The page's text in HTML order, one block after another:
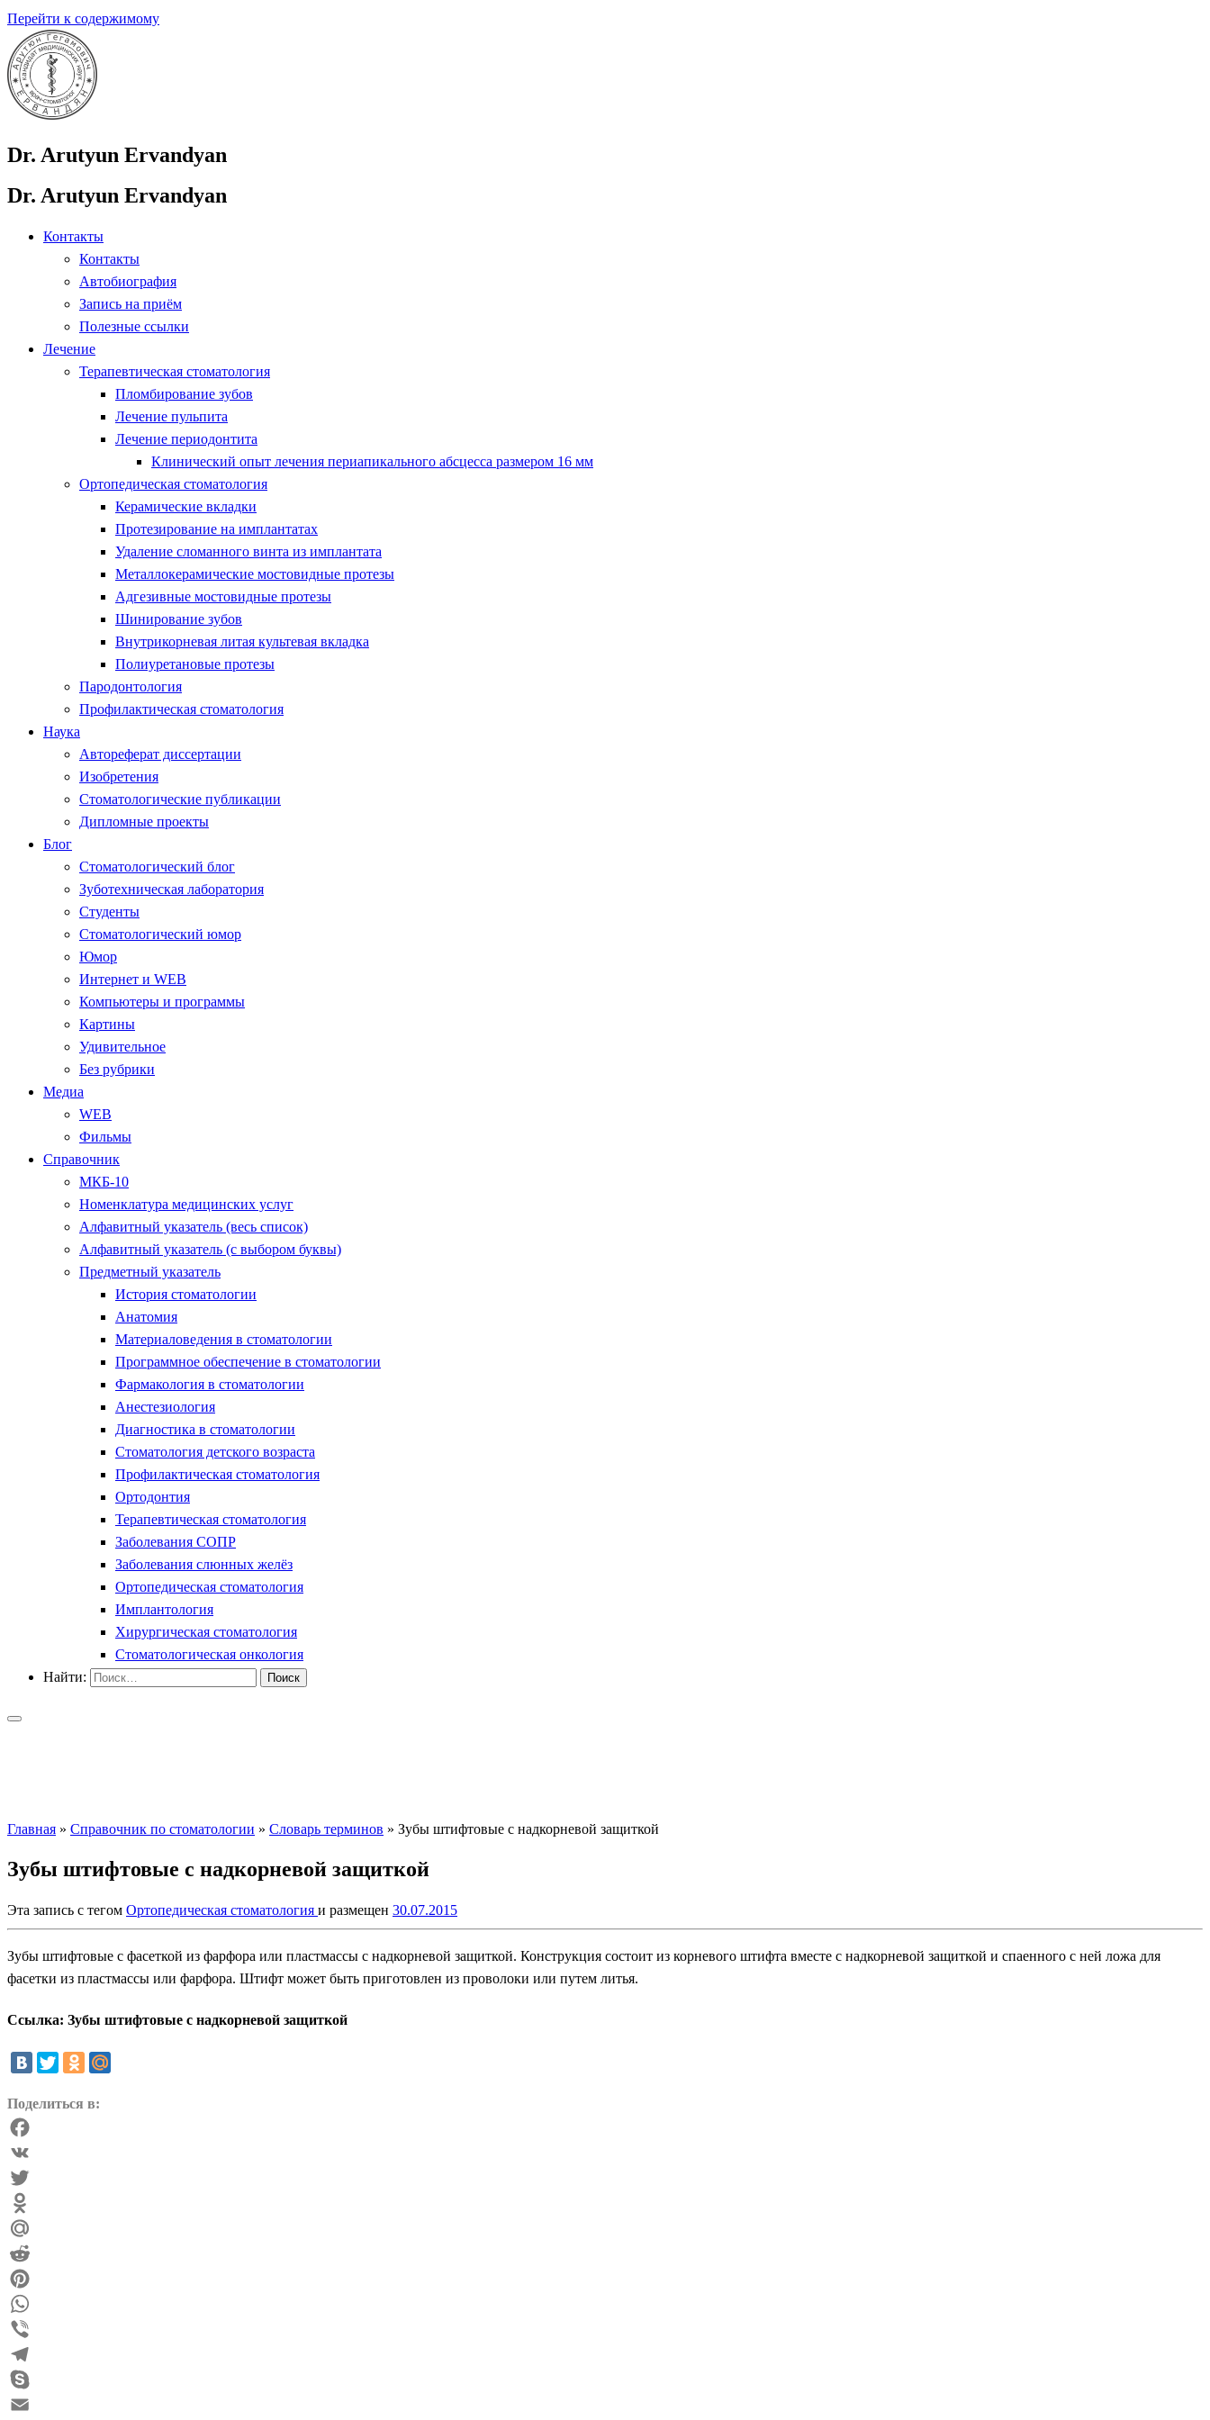
Перейти к содержимому
Dr. Arutyun Ervandyan
Dr. Arutyun Ervandyan
Контакты
Контакты
Автобиография
Запись на приём
Полезные ссылки
Лечение
Терапевтическая стоматология
Пломбирование зубов
Лечение пульпита
Лечение периодонтита
Клинический опыт лечения периапикального абсцесса размером 16 мм
Ортопедическая стоматология
Керамические вкладки
Протезирование на имплантатах
Удаление сломанного винта из имплантата
Металлокерамические мостовидные протезы
Адгезивные мостовидные протезы
Шинирование зубов
Внутрикорневая литая культевая вкладка
Полиуретановые протезы
Пародонтология
Профилактическая стоматология
Наука
Автореферат диссертации
Изобретения
Стоматологические публикации
Дипломные проекты
Блог
Стоматологический блог
Зуботехническая лаборатория
Студенты
Стоматологический юмор
Юмор
Интернет и WEB
Компьютеры и программы
Картины
Удивительное
Без рубрики
Медиа
WEB
Фильмы
Справочник
МКБ-10
Номенклатура медицинских услуг
Алфавитный указатель (весь список)
Алфавитный указатель (с выбором буквы)
Предметный указатель
История стоматологии
Анатомия
Материаловедения в стоматологии
Программное обеспечение в стоматологии
Фармакология в стоматологии
Анестезиология
Диагностика в стоматологии
Стоматология детского возраста
Профилактическая стоматология
Ортодонтия
Терапевтическая стоматология
Заболевания СОПР
Заболевания слюнных желёз
Ортопедическая стоматология
Имплантология
Хирургическая стоматология
Стоматологическая онкология
Найти:
Главная » Справочник по стоматологии » Словарь терминов » Зубы штифтовые с надкорневой защиткой
Зубы штифтовые с надкорневой защиткой
Эта запись с тегом Ортопедическая стоматология и размещен 30.07.2015
Зубы штифтовые с фасеткой из фарфора или пластмассы с надкорневой защиткой. Конструкция состоит из корневого штифта вместе с надкорневой защиткой и спаенного с ней ложа для
фасетки из пластмассы или фарфора. Штифт может быть приготовлен из проволоки или путем литья.
Ссылка: Зубы штифтовые с надкорневой защиткой
Поделиться в:
Facebook
VK
Twitter
Odnoklassniki
Mail.Ru
Reddit
Pinterest
WhatsApp
Viber
Telegram
Skype